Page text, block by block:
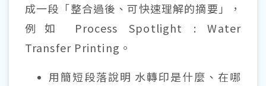
成一段「整合過後、可快速理解的摘要」，
例如 Process Spotlight : Water
Transfer Printing。
用簡短段落說明 水轉印是什麼、在哪